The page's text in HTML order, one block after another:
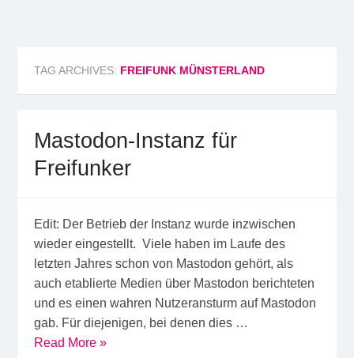
TAG ARCHIVES: FREIFUNK MÜNSTERLAND
Mastodon-Instanz für
Freifunker
Edit: Der Betrieb der Instanz wurde inzwischen
wieder eingestellt. Viele haben im Laufe des
letzten Jahres schon von Mastodon gehört, als
auch etablierte Medien über Mastodon berichteten
und es einen wahren Nutzeransturm auf Mastodon
gab. Für diejenigen, bei denen dies …
Read More »